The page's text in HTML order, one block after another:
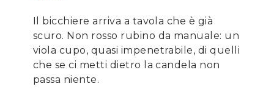
Il bicchiere arriva a tavola che è già
scuro. Non rosso rubino da manuale: un
viola cupo, quasi impenetrabile, di quelli
che se ci metti dietro la candela non
passa niente.